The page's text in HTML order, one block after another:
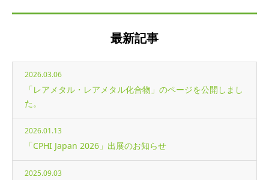
最新記事
2026.03.06
「レアメタル・レアメタル化合物」のページを公開しまし
た。
2026.01.13
「CPHI Japan 2026」出展のお知らせ
2025.09.03